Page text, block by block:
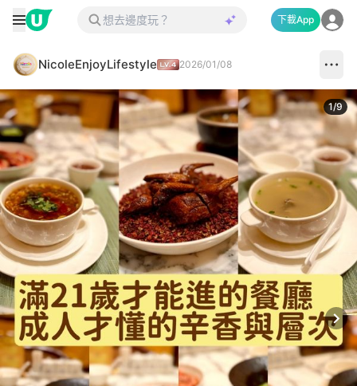
下載App
NicoleEnjoyLifestyle 2026/01/08
1/9